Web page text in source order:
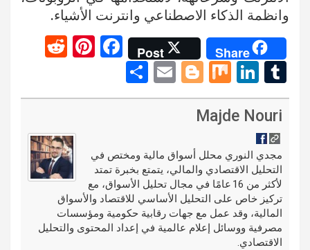
وانظمة الذكاء الاصطناعي وانترنت الأشياء.
Share
Post
F
ce
o
k
Pi
er
t
d
t
T
u
m
bl
r
Li
n
ke
n
M
ix
Bl
o
er
E
m
h
Majde Nouri
مجدي النوري محلل أسواق مالية ومختص في
التحليل الاقتصادي والمالي، يتمتع بخبرة تمتد
لأكثر من 16 عامًا في مجال تحليل الأسواق، مع
تركيز خاص على التحليل الأساسي للاقتصاد والأسواق
المالية، وقد عمل مع جهات رقابية حكومية ومؤسسات
مصرفية ووسائل إعلام عالمية في إعداد المحتوى والتحليل
الاقتصادي.